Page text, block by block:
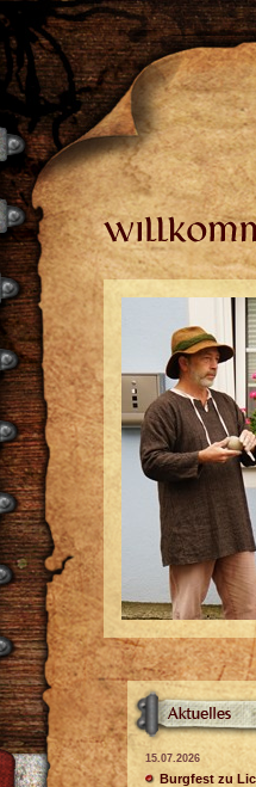
15.07.2026
Burgfest zu